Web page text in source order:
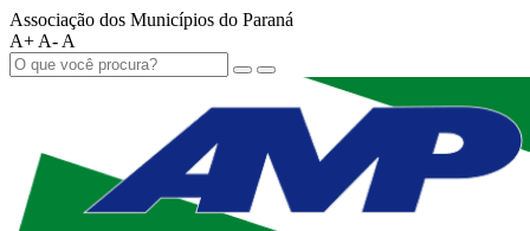
Associação dos Municípios do Paraná
A+ A- A